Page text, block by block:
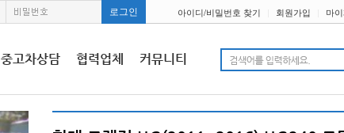
아이디/비밀번호 찾기 회원가입 마
중고차상담 협력업체 커뮤니티